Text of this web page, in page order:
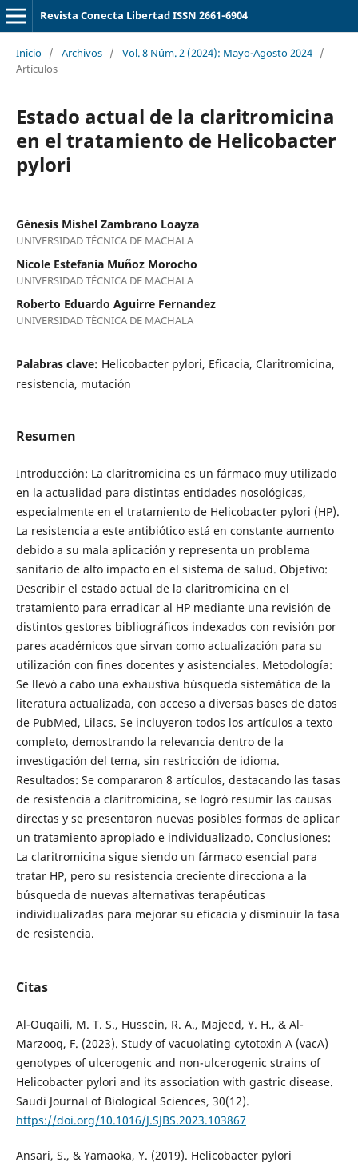
Revista Conecta Libertad ISSN 2661-6904
Inicio / Archivos / Vol. 8 Núm. 2 (2024): Mayo-Agosto 2024 /
Artículos
Estado actual de la claritromicina
en el tratamiento de Helicobacter
pylori
Génesis Mishel Zambrano Loayza
UNIVERSIDAD TÉCNICA DE MACHALA
Nicole Estefania Muñoz Morocho
UNIVERSIDAD TÉCNICA DE MACHALA
Roberto Eduardo Aguirre Fernandez
UNIVERSIDAD TÉCNICA DE MACHALA
Palabras clave: Helicobacter pylori, Eficacia, Claritromicina,
resistencia, mutación
Resumen
Introducción: La claritromicina es un fármaco muy utilizado
en la actualidad para distintas entidades nosológicas,
especialmente en el tratamiento de Helicobacter pylori (HP).
La resistencia a este antibiótico está en constante aumento
debido a su mala aplicación y representa un problema
sanitario de alto impacto en el sistema de salud. Objetivo:
Describir el estado actual de la claritromicina en el
tratamiento para erradicar al HP mediante una revisión de
distintos gestores bibliográficos indexados con revisión por
pares académicos que sirvan como actualización para su
utilización con fines docentes y asistenciales. Metodología:
Se llevó a cabo una exhaustiva búsqueda sistemática de la
literatura actualizada, con acceso a diversas bases de datos
de PubMed, Lilacs. Se incluyeron todos los artículos a texto
completo, demostrando la relevancia dentro de la
investigación del tema, sin restricción de idioma.
Resultados: Se compararon 8 artículos, destacando las tasas
de resistencia a claritromicina, se logró resumir las causas
directas y se presentaron nuevas posibles formas de aplicar
un tratamiento apropiado e individualizado. Conclusiones:
La claritromicina sigue siendo un fármaco esencial para
tratar HP, pero su resistencia creciente direcciona a la
búsqueda de nuevas alternativas terapéuticas
individualizadas para mejorar su eficacia y disminuir la tasa
de resistencia.
Citas
Al-Ouqaili, M. T. S., Hussein, R. A., Majeed, Y. H., & Al-
Marzooq, F. (2023). Study of vacuolating cytotoxin A (vacA)
genotypes of ulcerogenic and non-ulcerogenic strains of
Helicobacter pylori and its association with gastric disease.
Saudi Journal of Biological Sciences, 30(12).
https://doi.org/10.1016/J.SJBS.2023.103867
Ansari, S., & Yamaoka, Y. (2019). Helicobacter pylori